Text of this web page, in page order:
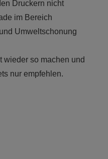
Druckern nicht
im Bereich
Umweltschonung
wieder so machen und
nur empfehlen.